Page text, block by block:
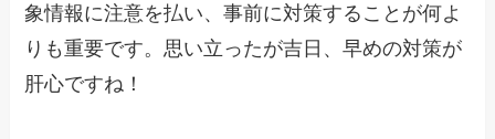
象情報に注意を払い、事前に対策することが何よ
りも重要です。思い立ったが吉日、早めの対策が
肝心ですね！